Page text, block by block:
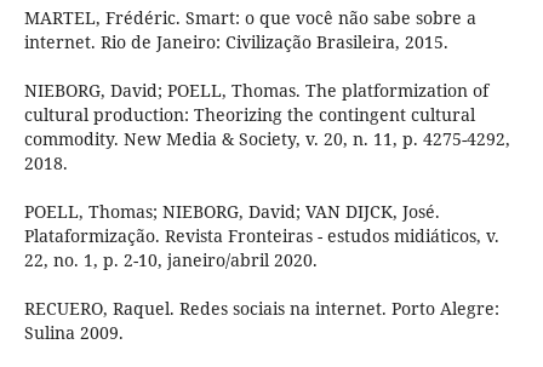
MARTEL, Frédéric. Smart: o que você não sabe sobre a
internet. Rio de Janeiro: Civilização Brasileira, 2015.
NIEBORG, David; POELL, Thomas. The platformization of
cultural production: Theorizing the contingent cultural
commodity. New Media & Society, v. 20, n. 11, p. 4275-4292,
2018.
POELL, Thomas; NIEBORG, David; VAN DIJCK, José.
Plataformização. Revista Fronteiras - estudos midiáticos, v.
22, no. 1, p. 2-10, janeiro/abril 2020.
RECUERO, Raquel. Redes sociais na internet. Porto Alegre:
Sulina 2009.